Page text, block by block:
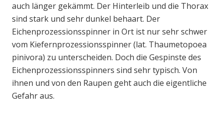
auch länger gekämmt. Der Hinterleib und die Thorax
sind stark und sehr dunkel behaart. Der
Eichenprozessionsspinner in Ort ist nur sehr schwer
vom Kiefernprozessionsspinner (lat. Thaumetopoea
pinivora) zu unterscheiden. Doch die Gespinste des
Eichenprozessionsspinners sind sehr typisch. Von
ihnen und von den Raupen geht auch die eigentliche
Gefahr aus.